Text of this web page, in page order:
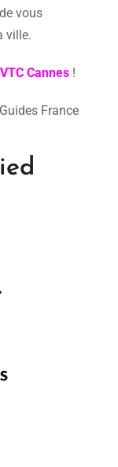
vous
ville.
VTC Cannes !
France